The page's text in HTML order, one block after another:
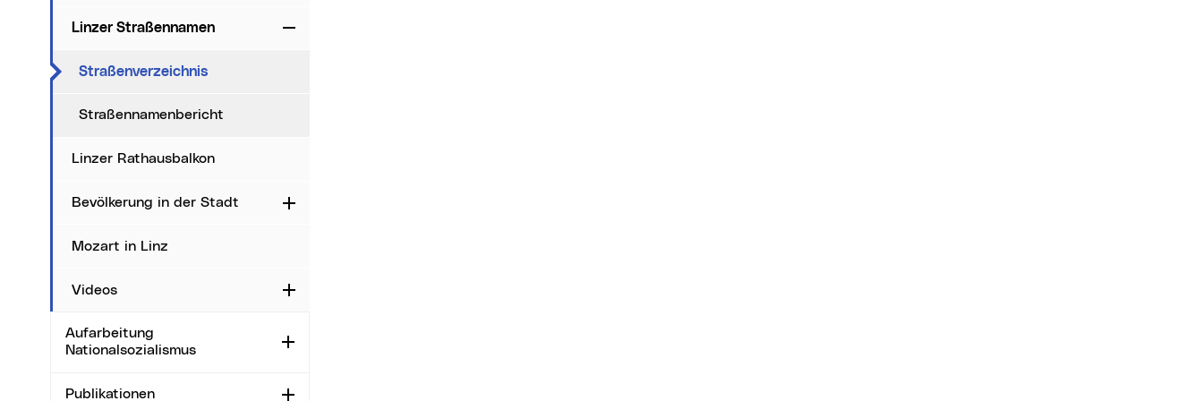
Linzer Straßennamen Zuklappen
Straßenverzeichnis(aktueller Menüpunkt)
Straßennamenbericht
Linzer Rathausbalkon
Bevölkerung in der Stadt Aufklappen
Mozart in Linz
Videos Aufklappen
Aufarbeitung
Nationalsozialismus
Aufklappen
Publikationen Aufklappen